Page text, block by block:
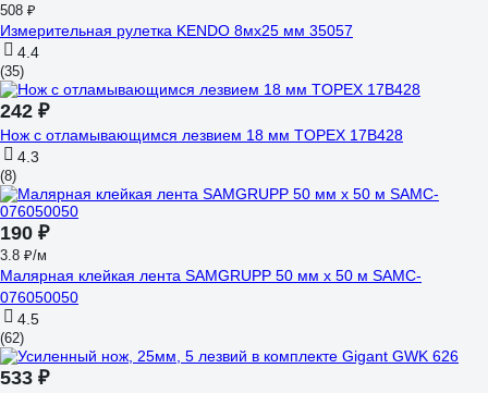
508 ₽
Измерительная рулетка KENDO 8мх25 мм 35057
4.4
(35)
242 ₽
Нож с отламывающимся лезвием 18 мм TOPEX 17B428
4.3
(8)
190 ₽
3.8 ₽/м
Малярная клейкая лента SAMGRUPP 50 мм х 50 м SAMC-
076050050
4.5
(62)
533 ₽